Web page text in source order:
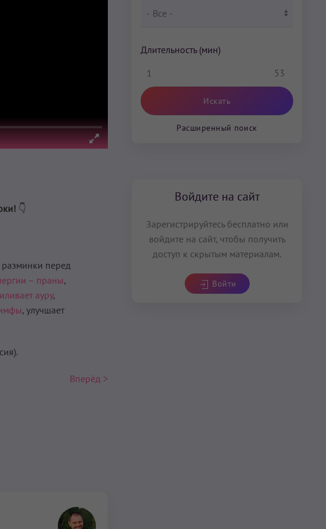
👇
перед
– праны,
ауру,
, улучшает
Вперёд >
Длительность (мин)
1
53
Расширенный поиск
Войдите на сайт
Зарегистрируйтесь бесплатно или
войдите на сайт, чтобы получить
доступ к скрытым материалам.
Войти